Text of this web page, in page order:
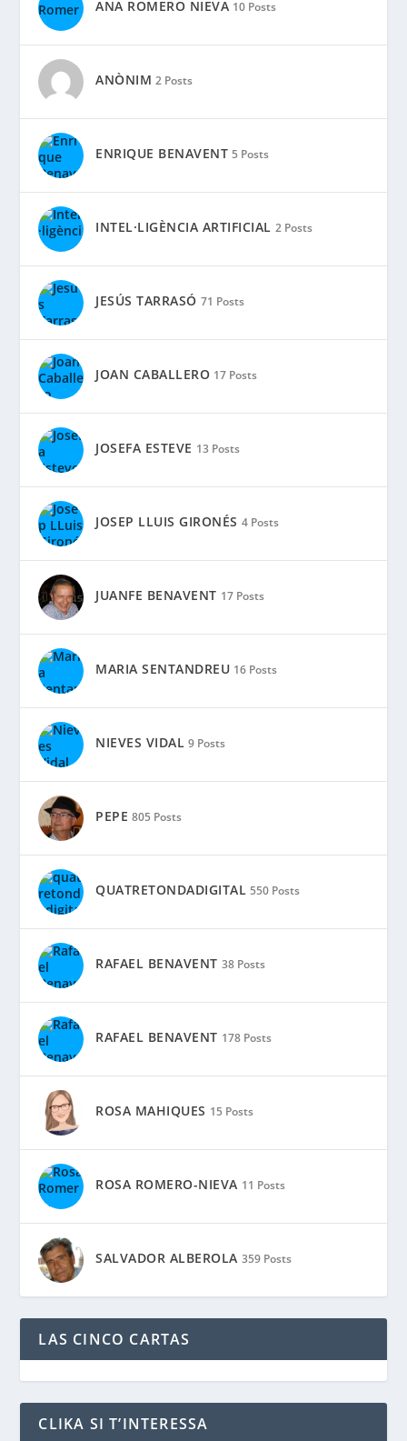
ANA ROMERO NIEVA 10 Posts
ANÒNIM 2 Posts
ENRIQUE BENAVENT 5 Posts
INTEL·LIGÈNCIA ARTIFICIAL 2 Posts
JESÚS TARRASÓ 71 Posts
JOAN CABALLERO 17 Posts
JOSEFA ESTEVE 13 Posts
JOSEP LLUIS GIRONÉS 4 Posts
JUANFE BENAVENT 17 Posts
MARIA SENTANDREU 16 Posts
NIEVES VIDAL 9 Posts
PEPE 805 Posts
QUATRETONDADIGITAL 550 Posts
RAFAEL BENAVENT 38 Posts
RAFAEL BENAVENT 178 Posts
ROSA MAHIQUES 15 Posts
ROSA ROMERO-NIEVA 11 Posts
SALVADOR ALBEROLA 359 Posts
LAS CINCO CARTAS
CLIKA SI T’INTERESSA